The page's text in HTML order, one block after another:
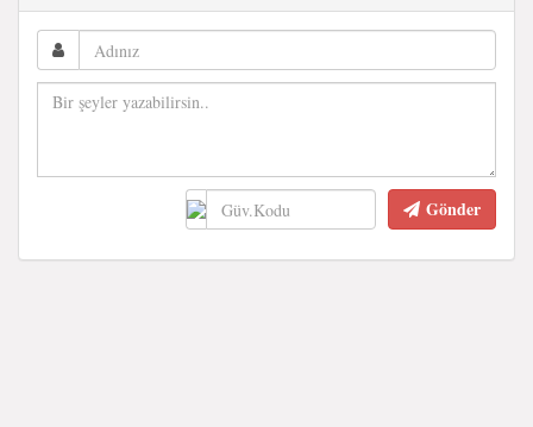
Gönder